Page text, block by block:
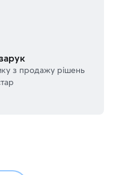
з продажу рішень